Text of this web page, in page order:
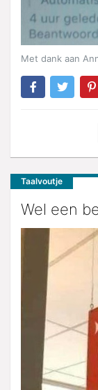
Met dank aan
Taalvoutje
Wel een